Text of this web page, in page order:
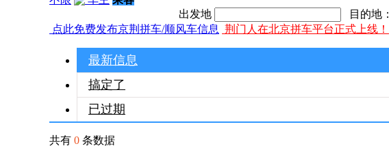
出发地
目的地：
点此免费发布京荆拼车/顺风车信息 荆门人在北京拼车平台正式上线！
最新信息
搞定了
已过期
共有 0 条数据